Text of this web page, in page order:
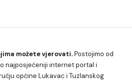
možete vjerovati.Postojimo od
najposjećeniji internet portal i
općine Lukavac i Tuzlanskog